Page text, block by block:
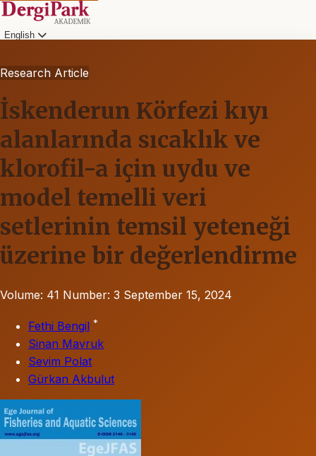
English
Research Article
İskenderun Körfezi kıyı
alanlarında sıcaklık ve
klorofil-a için uydu ve
model temelli veri
setlerinin temsil yeteneği
üzerine bir değerlendirme
Volume: 41 Number: 3 September 15, 2024
Fethi Bengil *
Sinan Mavruk
Sevim Polat
Gürkan Akbulut